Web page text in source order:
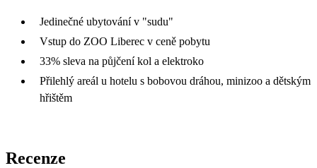
Jedinečné ubytování v "sudu"
Vstup do ZOO Liberec v ceně pobytu
33% sleva na půjčení kol a elektroko
Přilehlý areál u hotelu s bobovou dráhou, minizoo a dětským
hřištěm
Recenze